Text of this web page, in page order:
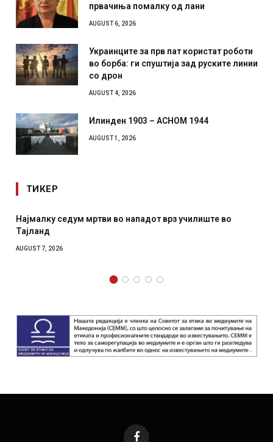
првачиња помалку од лани
AUGUST 6, 2026
Украинците за прв пат користат роботи
во борба: ги спуштија зад руските линии
со дрон
AUGUST 4, 2026
Илинден 1903 – АСНОМ 1944
AUGUST 1, 2026
ТИКЕР
седум мртви во нападот врз училиште во
7, 2026